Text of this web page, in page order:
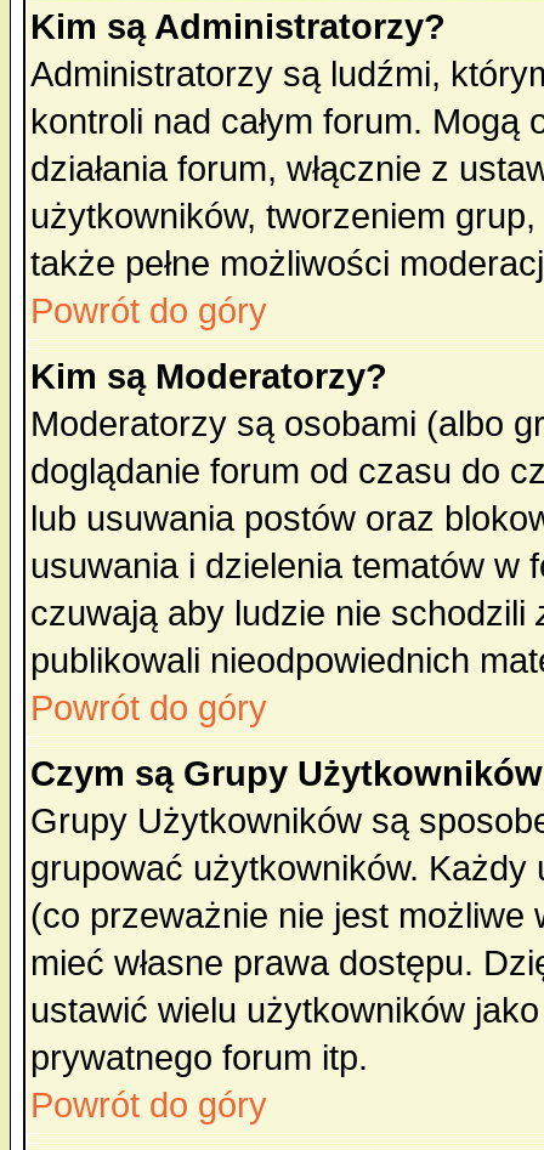
Kim są Administratorzy?
Administratorzy są ludźmi,
kontroli nad całym forum.
działania forum, włącznie z
użytkowników, tworzeniem
także pełne możliwości
Powrót do góry
Kim są Moderatorzy?
Moderatorzy są osobami (albo
doglądanie forum od czasu do
lub usuwania postów oraz
usuwania i dzielenia tematów w
czuwają aby ludzie nie schodzili
publikowali nieodpowiednich
Powrót do góry
Czym są Grupy
Grupy Użytkowników są
grupować użytkowników.
(co przeważnie nie jest
mieć własne prawa dostępu.
ustawić wielu użytkowników
prywatnego forum itp.
Powrót do góry